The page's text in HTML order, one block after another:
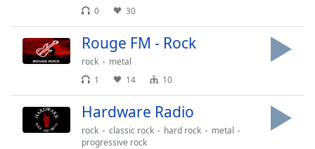
Picture-
in-
This
0
30
Rouge FM - Rock
rock
metal
1
14 10
Hardware Radio
rock classic rock hard rock
metal
progressive rock